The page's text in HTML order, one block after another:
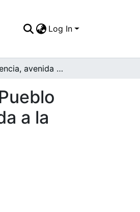
Log In
Calle Valencia, avenida colateral más importante del barrio Pueblo Nuevo; al centro y hacia el fondo de la foto tenemos la subida a la "rolojera" y el restaurante "Carapacho"
a la